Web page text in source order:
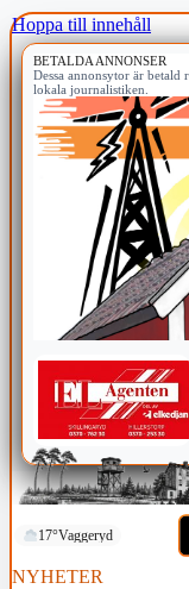
Hoppa till innehåll
BETALDA ANNONSER
Dessa annonsytor är betald
lokala journalistiken.
17°Vaggeryd
NYHETER